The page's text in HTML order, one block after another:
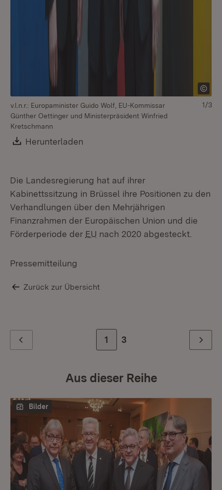
v.l.n.r.: Europaminister Guido Wolf, EU-Kommissar
Günther Oettinger und Ministerpräsident Winfried
Kretschmann
Download:
Herunterladen
1/3
Die Landesregierung hat auf ihrer
Kabinettssitzung in Brüssel ihre Positionen zu den
Verhandlungen über den Mehrjährigen
Finanzrahmen der Europäischen Union und die
Förderperiode der EU nach 2020 abgesteckt.
Pressemitteilung
Zurück zur Übersicht
Zur Seite
1 Zur letzten Seite
3 Weiter
Aus dieser Reihe
Bilder